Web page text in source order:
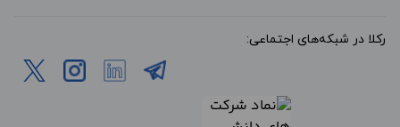
رکلا در شبکه‌های اجتماعی: